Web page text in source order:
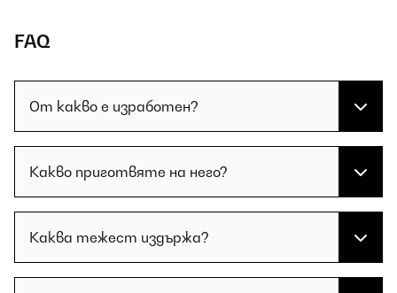
FAQ
От какво е изработен?
Какво приготвяте на него?
Каква тежест издържа?